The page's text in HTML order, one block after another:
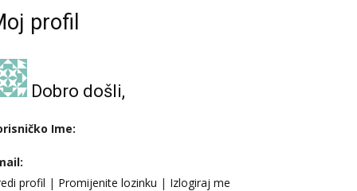
profil
Dobro došli,
Ime:
profil | Promijenite lozinku | Izlogiraj me